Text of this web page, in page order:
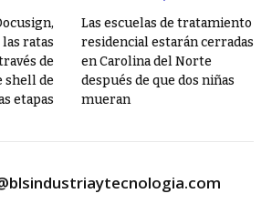
ratas
de
shell de
etapas
Las escuelas de tratamiento
residencial estarán cerradas
en Carolina del Norte
después de que dos niñas
mueran